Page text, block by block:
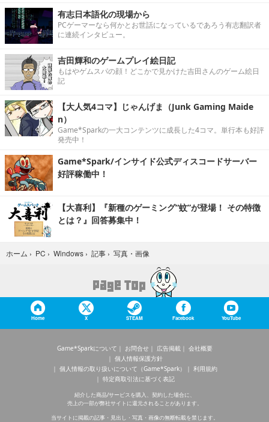
有志日本語化の現場から
PCゲーマーなら何かとお世話になっているであろう有志翻訳者
に連続インタビュー。
吉田輝和のゲームプレイ絵日記
もはやゲムスパの顔！どこかで見かけた吉田さんのゲーム絵日
記
【大人気4コマ】じゃんげま（Junk Gaming Maide
n）
Game*Sparkの一大コンテンツに成長した4コマ。単行本も好評
発売中！
Game*Spark/インサイド公式ディスコードサーバー
好評稼働中！
【大喜利】『新種のゲーミング“蚊”が登場！ その特徴
とは？』回答募集中！
ホーム › PC › Windows › 記事 › 写真・画像
Home X STEAM Facebook YouTube
Game*Sparkについて お問合せ 広告掲載
会社概要
個人情報保護方針
個人情報の取り扱いについて（Game*Spark）
利用規約
特定商取引法に基づく表記
紹介した商品/サービスを購入、契約した場合に、
売上の一部が弊社サイトに還元されることがあります。
当サイトに掲載の記事・見出し・写真・画像の無断転載を禁じます。